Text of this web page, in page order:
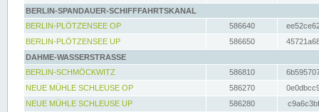
BERLIN-SPANDAUER-SCHIFFFAHRTSKANAL
BERLIN-PLÖTZENSEE OP
586640
BERLIN-PLÖTZENSEE UP
586650
DAHME-WASSERSTRASSE
BERLIN-SCHMÖCKWITZ
586810
NEUE MÜHLE SCHLEUSE OP
586270
NEUE MÜHLE SCHLEUSE UP
586280